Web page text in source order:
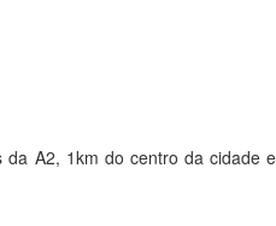
A2, 1km do centro da cidade e